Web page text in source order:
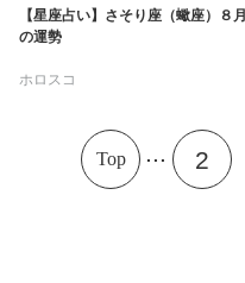
【星座占い】さそり座（蠍座）８月
の運勢
ホロスコ
Top ... 2